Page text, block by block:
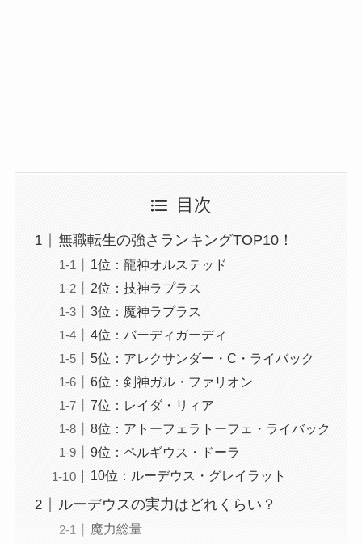
目次
無職転生の強さランキングTOP10！
1位：龍神オルステッド
2位：技神ラプラス
3位：魔神ラプラス
4位：バーディガーディ
5位：アレクサンダー・C・ライバック
6位：剣神ガル・ファリオン
7位：レイダ・リィア
8位：アトーフェラトーフェ・ライバック
9位：ペルギウス・ドーラ
10位：ルーデウス・グレイラット
ルーデウスの実力はどれくらい？
魔力総量